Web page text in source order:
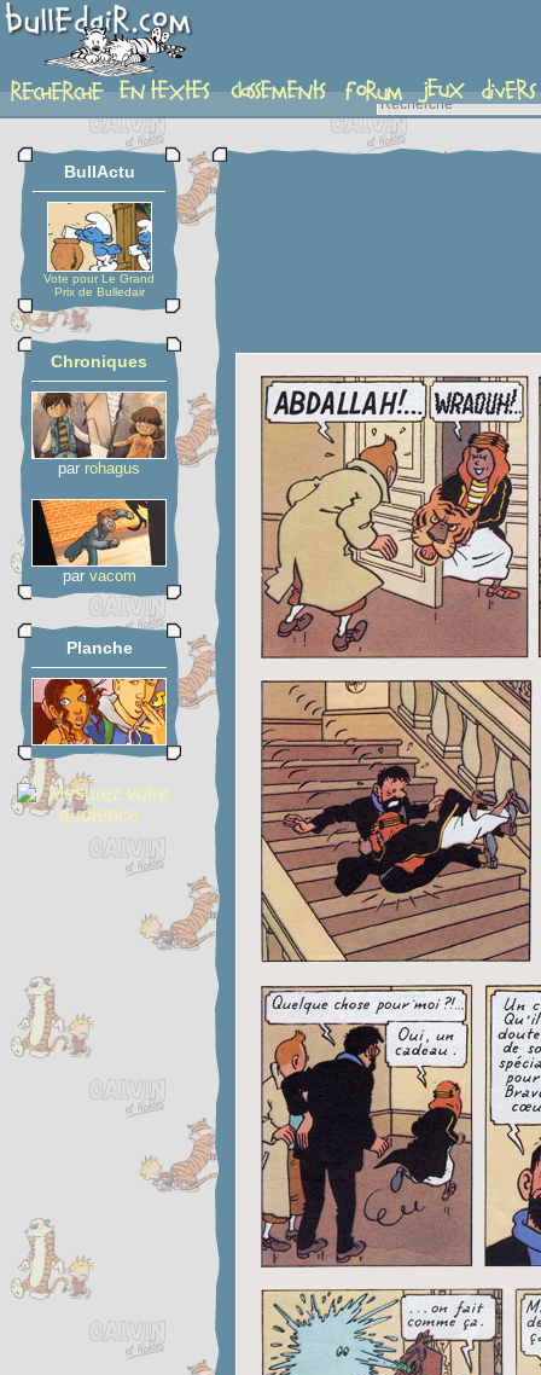
planche
BullActu
Vote pour Le Grand
Prix de Bulledair
Chroniques
par rohagus
par vacom
Planche